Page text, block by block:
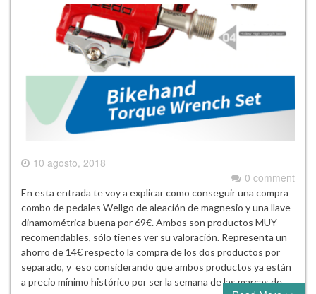
10 agosto, 2018
0 comment
En esta entrada te voy a explicar como conseguir una compra
combo de pedales Wellgo de aleación de magnesio y una llave
dinamométrica buena por 69€. Ambos son productos MUY
recomendables, sólo tienes ver su valoración. Representa un
ahorro de 14€ respecto la compra de los dos productos por
separado, y eso considerando que ambos productos ya están
a precio mínimo histórico por ser la semana de las marcas de…